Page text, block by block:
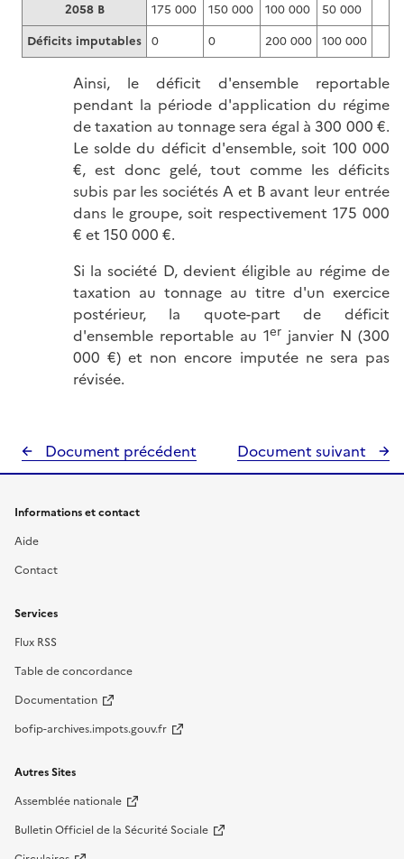
2058 B
175 000 150 000 100 000
50 000
Déficits imputables 0 0 200 000 100 000
Ainsi, le déficit d'ensemble reportable
pendant la période d'application du régime
de taxation au tonnage sera égal à 300 000 €.
Le solde du déficit d'ensemble, soit 100 000
€, est donc gelé, tout comme les déficits
subis par les sociétés A et B avant leur entrée
dans le groupe, soit respectivement 175 000
€ et 150 000 €.
Si la société D, devient éligible au régime de
taxation au tonnage au titre d'un exercice
postérieur, la quote-part de déficit
d'ensemble reportable au 1erjanvier N (300
000 €) et non encore imputée ne sera pas
révisée.
Document précédent Document suivant
Informations et contact
Aide
Contact
Services
Flux RSS
Table de concordance
Documentation
bofip-archives.impots.gouv.fr
Autres Sites
Assemblée nationale
Bulletin Officiel de la Sécurité Sociale